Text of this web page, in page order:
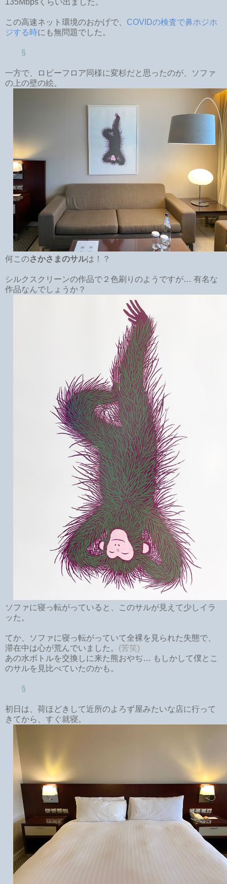
135Mbpsくらい出ました。
この高速ネット環境のおかげで、 COVIDの検査で鼻ホジホ
ジする時にも無問題でした。
§
一方で、ロビーフロア同様に変杉だと思ったのが、ソファ
の上の壁の絵。
何このさかさまのサルは！？
シルクスクリーンの作品で２色刷りのようですが… 有名な
作品なんでしょうか？
ソファに寝っ転がっていると、このサルが見えて少しイラ
ッた。
てか、ソファに寝っ転がっていて全裸を見られた失態で、
滞在中は心が荒んでいました。 (苦笑)
あの水ボトルを交換しに来た熊おやぢ… もしかして僕とこ
のサルを見比べていたのかも。
§
初日は、荷ほどきして近所のよろず屋みたいな店に行って
きてから、すぐ就寝。